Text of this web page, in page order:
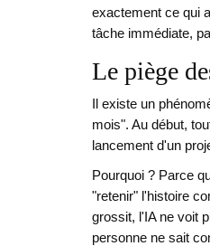
exactement ce qui
tâche immédiate,
Le piège
Il existe un
mois". Au début,
lancement d'un
Pourquoi ? Parce
"retenir" l'histoire
grossit, l'IA ne voit
personne ne sait